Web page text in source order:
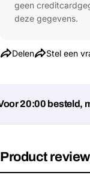
geen
deze gegevens.
Delen Stel een
Velden
20:00 besteld,
Product